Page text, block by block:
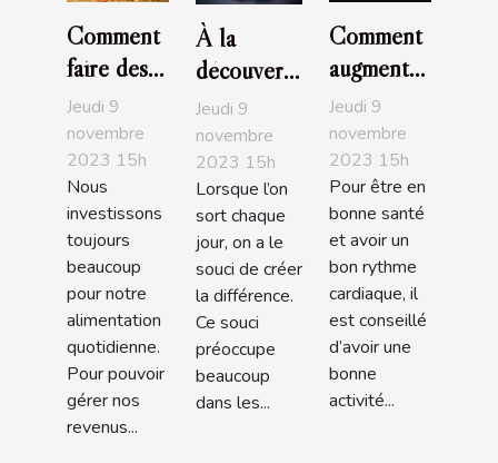
Comment
faire des
économies
en faisant
ses
courses ?
Jeudi 9
novembre
2023 15h
Nous
investissons
toujours
beaucoup
pour notre
alimentation
quotidienne.
Pour pouvoir
gérer nos
revenus...
À la
découverte
des
bracelets
Pandora
Jeudi 9
novembre
2023 15h
Lorsque l’on
sort chaque
jour, on a le
souci de créer
la différence.
Ce souci
préoccupe
beaucoup
dans les...
Comment
augmenter
la libido
féminine ?
Jeudi 9
novembre
2023 15h
Pour être en
bonne santé
et avoir un
bon rythme
cardiaque, il
est conseillé
d’avoir une
bonne
activité...